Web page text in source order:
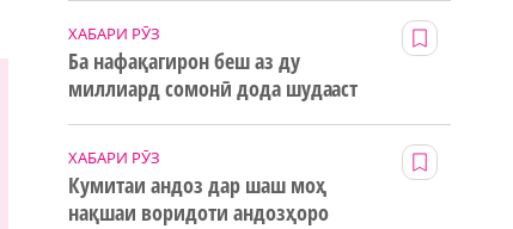
ХАБАРИ РӮЗ
Ба нафақагирон беш аз ду
миллиард сомонӣ дода шудааст
ХАБАРИ РӮЗ
Кумитаи андоз дар шаш моҳ
нақшаи воридоти андозҳоро